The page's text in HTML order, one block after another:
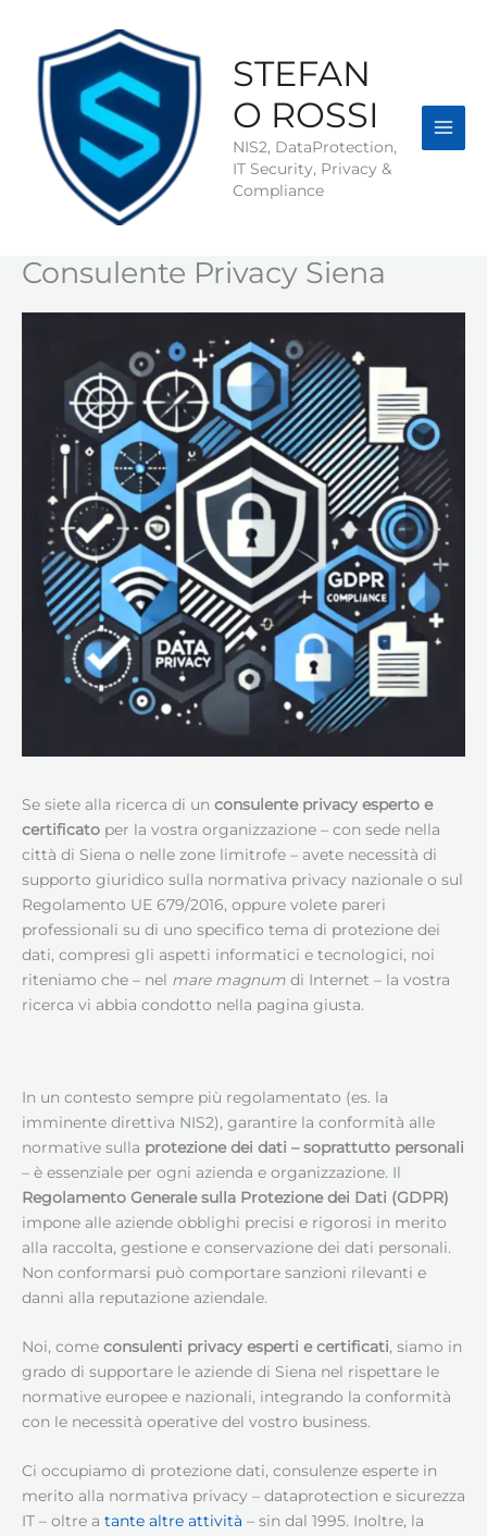
contenuto
STEFAN
O ROSSI
NIS2, DataProtection,
IT Security, Privacy &
Compliance
Consulente Privacy Siena
Se siete alla ricerca di un consulente privacy esperto e
certificato per la vostra organizzazione – con sede nella
città di Siena o nelle zone limitrofe – avete necessità di
supporto giuridico sulla normativa privacy nazionale o sul
Regolamento UE 679/2016, oppure volete pareri
professionali su di uno specifico tema di protezione dei
dati, compresi gli aspetti informatici e tecnologici, noi
riteniamo che – nel mare magnum di Internet – la vostra
ricerca vi abbia condotto nella pagina giusta.
In un contesto sempre più regolamentato (es. la
imminente direttiva NIS2), garantire la conformità alle
normative sulla protezione dei dati – soprattutto personali
– è essenziale per ogni azienda e organizzazione. Il
Regolamento Generale sulla Protezione dei Dati (GDPR)
impone alle aziende obblighi precisi e rigorosi in merito
alla raccolta, gestione e conservazione dei dati personali.
Non conformarsi può comportare sanzioni rilevanti e
danni alla reputazione aziendale.
Noi, come consulenti privacy esperti e certificati, siamo in
grado di supportare le aziende di Siena nel rispettare le
normative europee e nazionali, integrando la conformità
con le necessità operative del vostro business.
Ci occupiamo di protezione dati, consulenze esperte in
merito alla normativa privacy – dataprotection e sicurezza
IT – oltre a tante altre attività – sin dal 1995. Inoltre, la